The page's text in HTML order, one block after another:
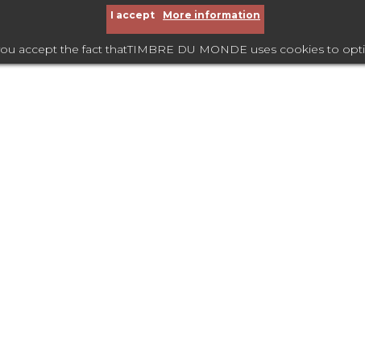
I accept More information
accept the fact thatTIMBRE DU MONDE uses cookies to